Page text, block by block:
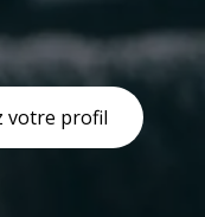
votre profil